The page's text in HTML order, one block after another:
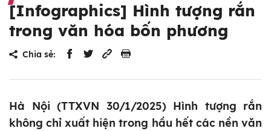
[Infographics] Hình tượng rắn
trong văn hóa bốn phương
Chia sẻ:
Hà Nội (TTXVN 30/1/2025) Hình tượng rắn
không chỉ xuất hiện trong hầu hết các nền văn